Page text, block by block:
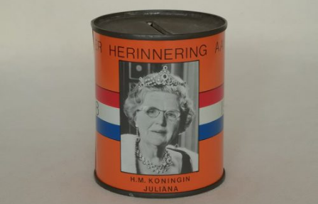
€11,50